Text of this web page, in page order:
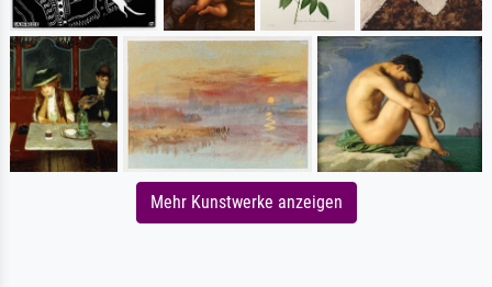
Mehr Kunstwerke anzeigen